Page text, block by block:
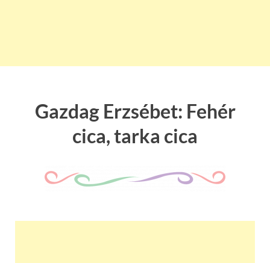
Gazdag Erzsébet: Fehér
cica, tarka cica